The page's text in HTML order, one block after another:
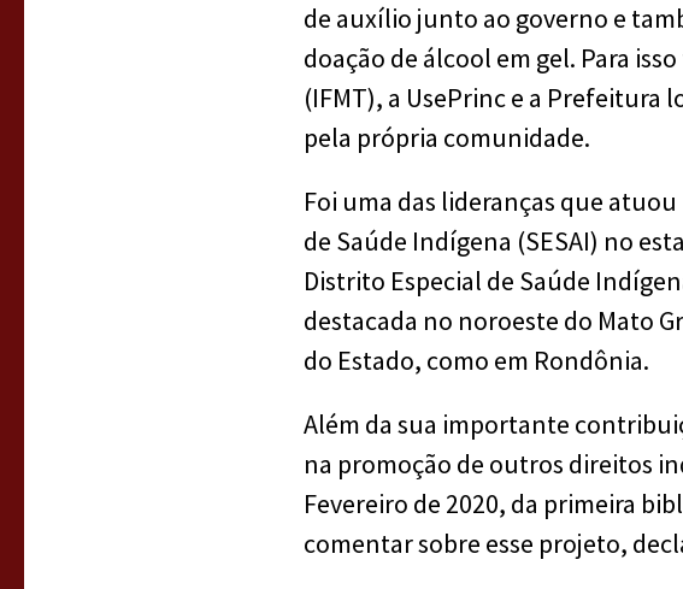
de auxílio junto ao governo e
doação de álcool em gel. Para
(IFMT), a UsePrinc e a Prefeitura
pela própria comunidade.
Foi uma das lideranças que
de Saúde Indígena (SESAI) no
Distrito Especial de Saúde
destacada no noroeste do Mato
do Estado, como em Rondônia.
Além da sua importante
na promoção de outros direitos
Fevereiro de 2020, da primeira
comentar sobre esse projeto,